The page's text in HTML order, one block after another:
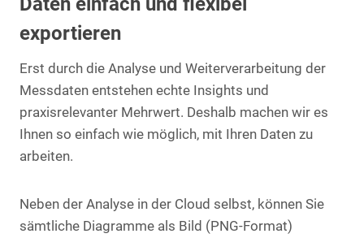
exportieren
Erst durch die Analyse und Weiterverarbeitung der
Messdaten entstehen echte Insights und
praxisrelevanter Mehrwert. Deshalb machen wir es
Ihnen so einfach wie möglich, mit Ihren Daten zu
arbeiten.
Neben der Analyse in der Cloud selbst, können Sie
sämtliche Diagramme als Bild (PNG-Format)